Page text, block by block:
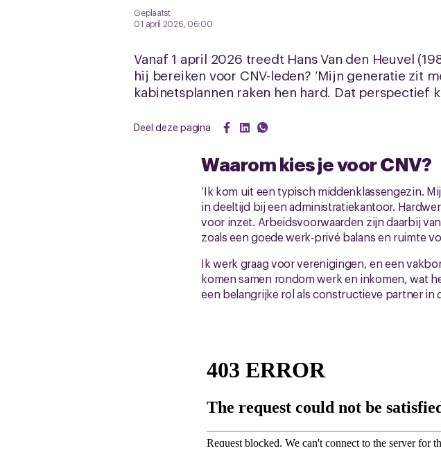
Geplaatst
01 april 2026, 06:00
Vanaf 1 april 2026 treedt Hans Van den Heuvel
hij bereiken voor CNV-leden? ‘Mijn generatie zit
kabinetsplannen raken hen hard. Dat perspectief
Deel deze pagina
Waarom kies je voor CNV?
‘Ik kom uit een typisch middenklassengezin.
in deeltijd bij een administratiekantoor.
voor inzet. Arbeidsvoorwaarden zijn daarbij
zoals een goede werk-privé balans en ruimte
Ik werk graag voor verenigingen, en een
komen samen rondom werk en inkomen, wat
een belangrijke rol als constructieve partner in